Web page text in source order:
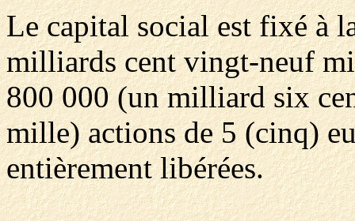
Le capital social est fixé à
milliards cent vingt-neuf
800 000 (un milliard six
mille) actions de 5 (cinq)
entièrement libérées.